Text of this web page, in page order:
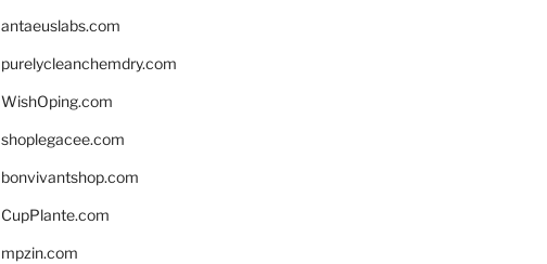
antaeuslabs.com
purelycleanchemdry.com
WishOping.com
shoplegacee.com
bonvivantshop.com
CupPlante.com
mpzin.com